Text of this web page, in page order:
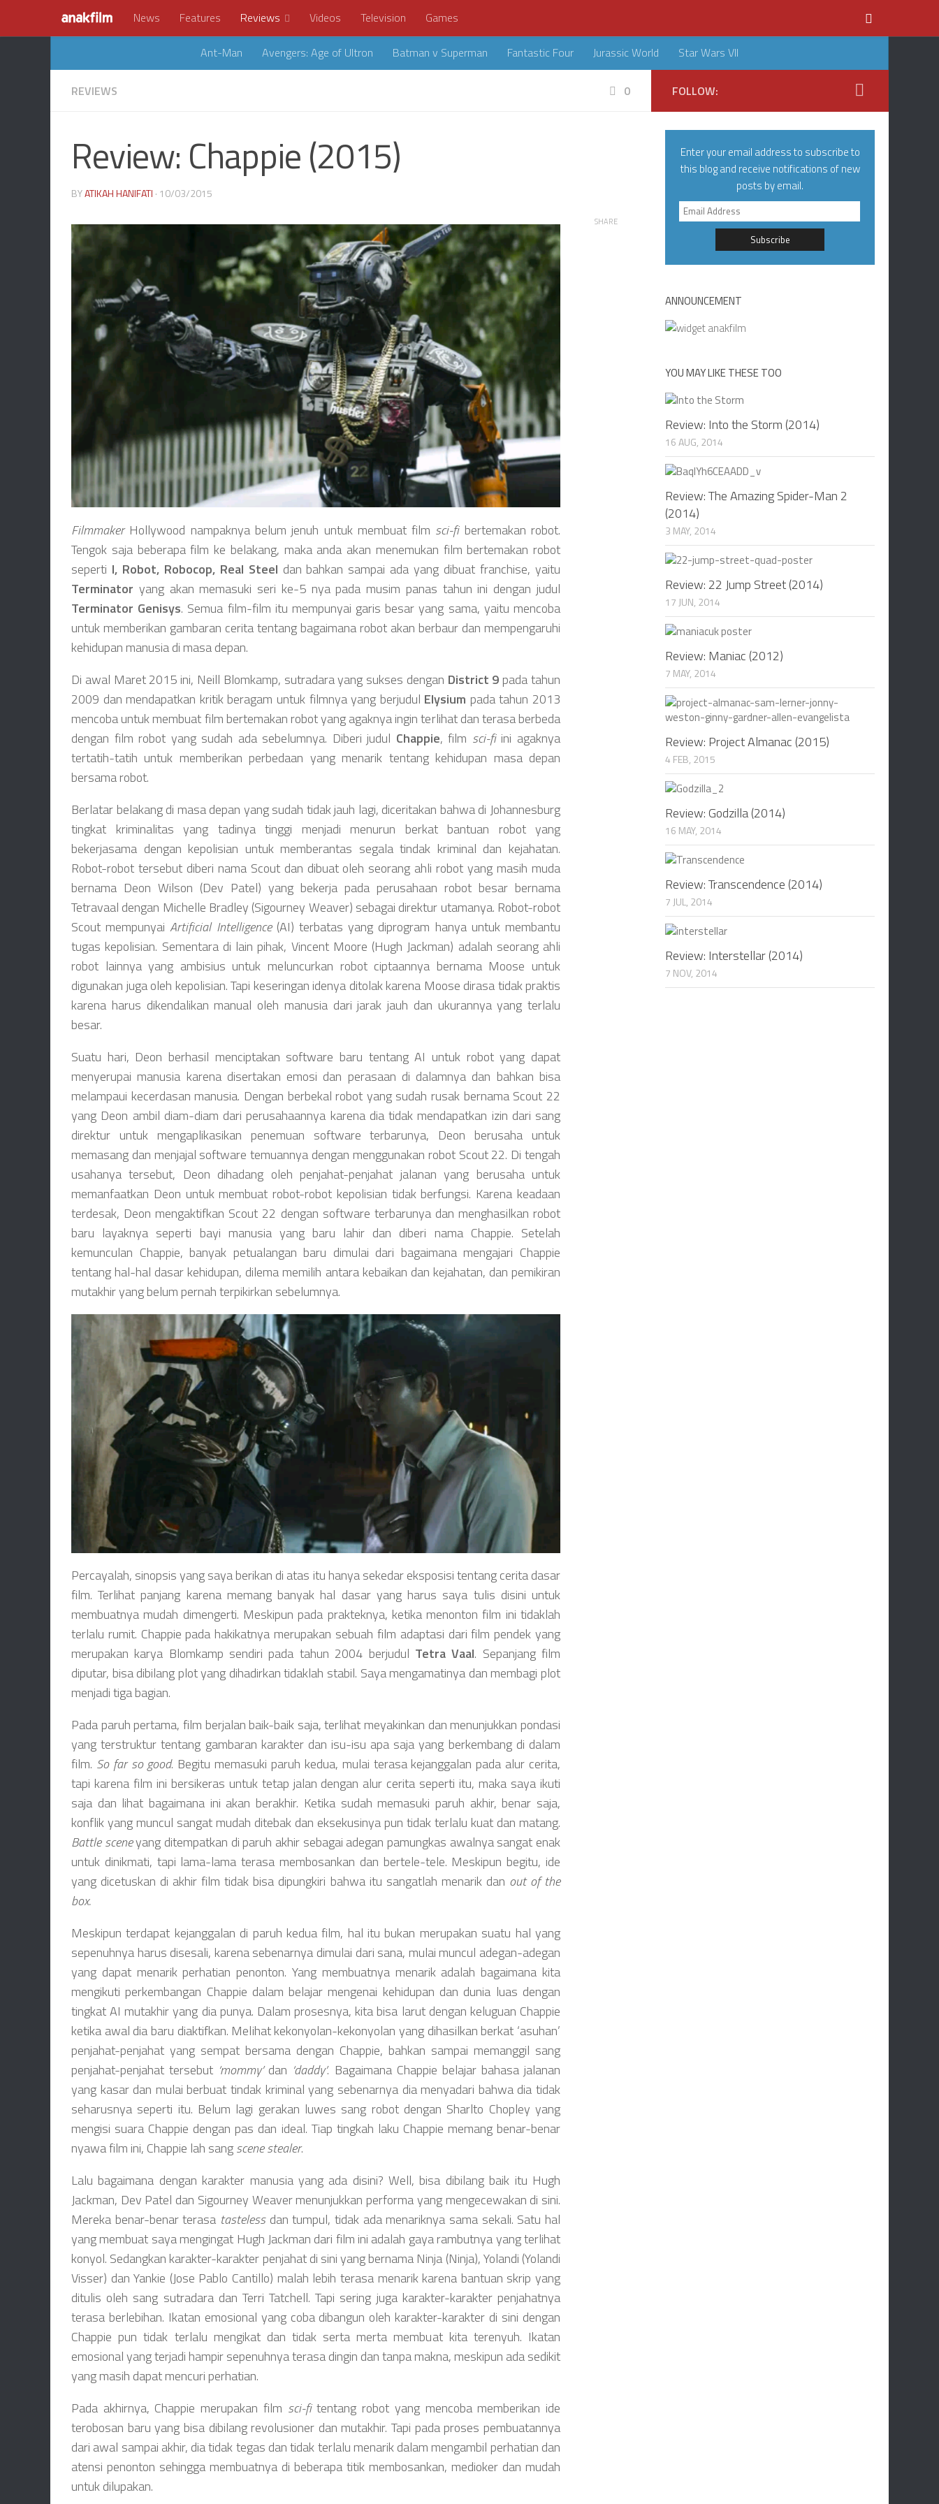
News Features Reviews Videos Television Games
Ant-Man Avengers: Age of Ultron Batman v Superman Fantastic Four Jurassic World Star Wars VII
REVIEWS 0
Review: Chappie (2015)
BYATIKAH HANIFATI · 10/03/2015
FilmmakerHollywood nampaknya belum jenuh untuk membuat film sci-fibertemakan robot.
Tengok saja beberapa film ke belakang, maka anda akan menemukan film bertemakan robot
seperti I, Robot, Robocop, Real Steel dan bahkan sampai ada yang dibuat franchise, yaitu
Terminator yang akan memasuki seri ke-5 nya pada musim panas tahun ini dengan judul
Terminator Genisys. Semua film-film itu mempunyai garis besar yang sama, yaitu mencoba
untuk memberikan gambaran cerita tentang bagaimana robot akan berbaur dan mempengaruhi
kehidupan manusia di masa depan.
Di awal Maret 2015 ini, Neill Blomkamp, sutradara yang sukses dengan District 9 pada tahun
2009 dan mendapatkan kritik beragam untuk filmnya yang berjudul Elysium pada tahun 2013
mencoba untuk membuat film bertemakan robot yang agaknya ingin terlihat dan terasa berbeda
dengan film robot yang sudah ada sebelumnya. Diberi judul Chappie, film sci-fiini agaknya
tertatih-tatih untuk memberikan perbedaan yang menarik tentang kehidupan masa depan
bersama robot.
Berlatar belakang di masa depan yang sudah tidak jauh lagi, diceritakan bahwa di Johannesburg
tingkat kriminalitas yang tadinya tinggi menjadi menurun berkat bantuan robot yang
bekerjasama dengan kepolisian untuk memberantas segala tindak kriminal dan kejahatan.
Robot-robot tersebut diberi nama Scout dan dibuat oleh seorang ahli robot yang masih muda
bernama Deon Wilson (Dev Patel) yang bekerja pada perusahaan robot besar bernama
Tetravaal dengan Michelle Bradley (Sigourney Weaver) sebagai direktur utamanya. Robot-robot
Scout mempunyaiArtificial Intelligence(AI) terbatas yang diprogram hanya untuk membantu
tugas kepolisian. Sementara di lain pihak, Vincent Moore (Hugh Jackman) adalah seorang ahli
robot lainnya yang ambisius untuk meluncurkan robot ciptaannya bernama Moose untuk
digunakan juga oleh kepolisian. Tapi keseringan idenya ditolak karena Moose dirasa tidak praktis
karena harus dikendalikan manual oleh manusia dari jarak jauh dan ukurannya yang terlalu
besar.
Suatu hari, Deon berhasil menciptakan software baru tentang AI untuk robot yang dapat
menyerupai manusia karena disertakan emosi dan perasaan di dalamnya dan bahkan bisa
melampaui kecerdasan manusia. Dengan berbekal robot yang sudah rusak bernama Scout 22
yang Deon ambil diam-diam dari perusahaannya karena dia tidak mendapatkan izin dari sang
direktur untuk mengaplikasikan penemuan software terbarunya, Deon berusaha untuk
memasang dan menjajal software temuannya dengan menggunakan robot Scout 22. Di tengah
usahanya tersebut, Deon dihadang oleh penjahat-penjahat jalanan yang berusaha untuk
memanfaatkan Deon untuk membuat robot-robot kepolisian tidak berfungsi. Karena keadaan
terdesak, Deon mengaktifkan Scout 22 dengan software terbarunya dan menghasilkan robot
baru layaknya seperti bayi manusia yang baru lahir dan diberi nama Chappie. Setelah
kemunculan Chappie, banyak petualangan baru dimulai dari bagaimana mengajari Chappie
tentang hal-hal dasar kehidupan, dilema memilih antara kebaikan dan kejahatan, dan pemikiran
mutakhir yang belum pernah terpikirkan sebelumnya.
Percayalah, sinopsis yang saya berikan di atas itu hanya sekedar eksposisi tentang cerita dasar
film. Terlihat panjang karena memang banyak hal dasar yang harus saya tulis disini untuk
membuatnya mudah dimengerti. Meskipun pada prakteknya, ketika menonton film ini tidaklah
terlalu rumit. Chappie pada hakikatnya merupakan sebuah film adaptasi dari film pendek yang
merupakan karya Blomkamp sendiri pada tahun 2004 berjudul Tetra Vaal. Sepanjang film
diputar, bisa dibilang plot yang dihadirkan tidaklah stabil. Saya mengamatinya dan membagi plot
menjadi tiga bagian.
Pada paruh pertama, film berjalan baik-baik saja, terlihat meyakinkan dan menunjukkan pondasi
yang terstruktur tentang gambaran karakter dan isu-isu apa saja yang berkembang di dalam
film. So far so good. Begitu memasuki paruh kedua, mulai terasa kejanggalan pada alur cerita,
tapi karena film ini bersikeras untuk tetap jalan dengan alur cerita seperti itu, maka saya ikuti
saja dan lihat bagaimana ini akan berakhir. Ketika sudah memasuki paruh akhir, benar saja,
konflik yang muncul sangat mudah ditebak dan eksekusinya pun tidak terlalu kuat dan matang.
Battle sceneyang ditempatkan di paruh akhir sebagai adegan pamungkas awalnya sangat enak
untuk dinikmati, tapi lama-lama terasa membosankan dan bertele-tele. Meskipun begitu, ide
yang dicetuskan di akhir film tidak bisa dipungkiri bahwa itu sangatlah menarik dan out of the
box.
Meskipun terdapat kejanggalan di paruh kedua film, hal itu bukan merupakan suatu hal yang
sepenuhnya harus disesali, karena sebenarnya dimulai dari sana, mulai muncul adegan-adegan
yang dapat menarik perhatian penonton. Yang membuatnya menarik adalah bagaimana kita
mengikuti perkembangan Chappie dalam belajar mengenai kehidupan dan dunia luas dengan
tingkat AI mutakhir yang dia punya. Dalam prosesnya, kita bisa larut dengan keluguan Chappie
ketika awal dia baru diaktifkan. Melihat kekonyolan-kekonyolan yang dihasilkan berkat ‘asuhan’
penjahat-penjahat yang sempat bersama dengan Chappie, bahkan sampai memanggil sang
penjahat-penjahat tersebut ‘mommy’dan ‘daddy’. Bagaimana Chappie belajar bahasa jalanan
yang kasar dan mulai berbuat tindak kriminal yang sebenarnya dia menyadari bahwa dia tidak
seharusnya seperti itu. Belum lagi gerakan luwes sang robot dengan Sharlto Chopley yang
mengisi suara Chappie dengan pas dan ideal. Tiap tingkah laku Chappie memang benar-benar
nyawa film ini, Chappie lah sangscene stealer.
Lalu bagaimana dengan karakter manusia yang ada disini? Well, bisa dibilang baik itu Hugh
Jackman, Dev Patel dan Sigourney Weaver menunjukkan performa yang mengecewakan di sini.
Mereka benar-benar terasa tastelessdan tumpul, tidak ada menariknya sama sekali. Satu hal
yang membuat saya mengingat Hugh Jackman dari film ini adalah gaya rambutnya yang terlihat
konyol. Sedangkan karakter-karakter penjahat di sini yang bernama Ninja (Ninja), Yolandi (Yolandi
Visser) dan Yankie (Jose Pablo Cantillo) malah lebih terasa menarik karena bantuan skrip yang
ditulis oleh sang sutradara dan Terri Tatchell. Tapi sering juga karakter-karakter penjahatnya
terasa berlebihan. Ikatan emosional yang coba dibangun oleh karakter-karakter di sini dengan
Chappie pun tidak terlalu mengikat dan tidak serta merta membuat kita terenyuh. Ikatan
emosional yang terjadi hampir sepenuhnya terasa dingin dan tanpa makna, meskipun ada sedikit
yang masih dapat mencuri perhatian.
Pada akhirnya, Chappie merupakan film sci-fitentang robot yang mencoba memberikan ide
terobosan baru yang bisa dibilang revolusioner dan mutakhir. Tapi pada proses pembuatannya
dari awal sampai akhir, dia tidak tegas dan tidak terlalu menarik dalam mengambil perhatian dan
atensi penonton sehingga membuatnya di beberapa titik membosankan, medioker dan mudah
untuk dilupakan.
SHARE
FOLLOW:
Enter your email address to subscribe to
this blog and receive notifications of new
posts by email.
Email
Address
ANNOUNCEMENT
YOU MAY LIKE THESE TOO
Review: Into the Storm (2014)
16 AUG, 2014
Review: The Amazing Spider-Man 2
(2014)
3 MAY, 2014
Review: 22 Jump Street (2014)
17 JUN, 2014
Review: Maniac (2012)
7 MAY, 2014
Review: Project Almanac (2015)
4 FEB, 2015
Review: Godzilla (2014)
16 MAY, 2014
Review: Transcendence (2014)
7 JUL, 2014
Review: Interstellar (2014)
7 NOV, 2014